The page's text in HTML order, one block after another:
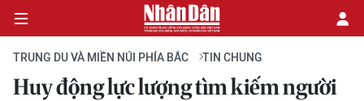
TRUNG DU VÀ MIỀN NÚI PHÍA BẮC TIN CHUNG
Huy động lực lượng tìm kiếm người